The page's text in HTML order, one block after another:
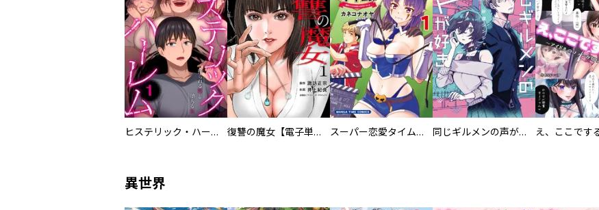
ヒステリック・ハーレム～搾られる男と堕ちる女～【電子単行本版】 復讐の魔女【電子単行本版】 スーパー恋愛タイム！～現場でドＳな彼女は自宅でデレる～ 同じギルメンの声が好き
異世界